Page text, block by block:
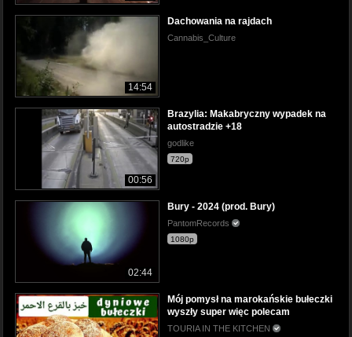
14:54
Dachowania na rajdach
Cannabis_Culture
00:56
Brazylia: Makabryczny wypadek na
autostradzie +18
godlike
720p
02:44
Bury - 2024 (prod. Bury)
PantomRecords
1080p
Mój pomysł na marokańskie bułeczki
wyszły super więc polecam
TOURIA IN THE KITCHEN